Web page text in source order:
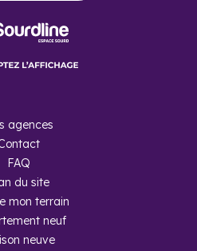
agences
FAQ
du site
mon terrain
neuf
neuve